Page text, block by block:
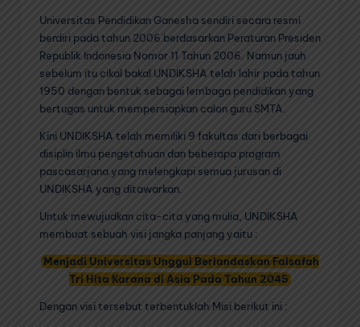
Universitas Pendidikan Ganesha sendiri secara resmi
berdiri pada tahun 2006 berdasarkan Peraturan Presiden
Republik Indonesia Nomor 11 Tahun 2006. Namun jauh
sebelum itu cikal bakal UNDIKSHA telah lahir pada tahun
1950 dengan bentuk sebagai lembaga pendidikan yang
bertugas untuk mempersiapkan calon guru SMTA.
Kini UNDIKSHA telah memiliki 9 fakultas dari berbagai
disiplin ilmu pengetahuan dan beberapa program
pascasarjana yang melengkapi semua jurusan di
UNDIKSHA yang ditawarkan.
Untuk mewujudkan cita-cita yang mulia, UNDIKSHA
membuat sebuah visi jangka panjang yaitu :
Menjadi Universitas Unggul Berlandaskan Falsafah
Tri Hita Karana di Asia Pada Tahun 2045
Dengan visi tersebut terbentuklah Misi berikut ini :